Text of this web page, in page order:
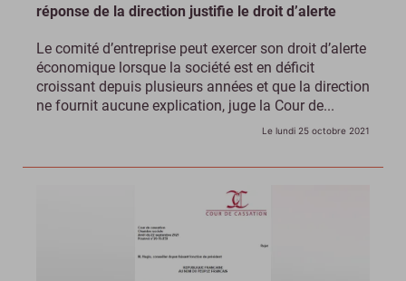
réponse de la direction justifie le droit d’alerte
Le comité d’entreprise peut exercer son droit d’alerte
économique lorsque la société est en déficit
croissant depuis plusieurs années et que la direction
ne fournit aucune explication, juge la Cour de...
Le lundi 25 octobre 2021